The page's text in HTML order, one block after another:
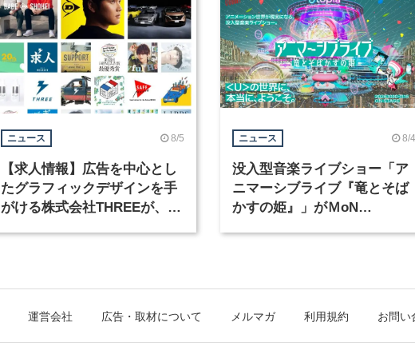
ニュース 8/5
【求人情報】広告を中心とし
たグラフィックデザインを手
がける株式会社THREEが、グ
ニュース 8/4
没入型音楽ライブショー「ア
ニマーシブライブ『竜とそば
かすの姫』」がＭoN
運営会社 広告・取材について メルマガ 利用規約 お問い